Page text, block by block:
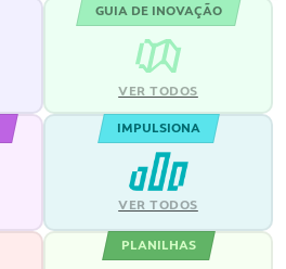
GUIA DE INOVAÇÃO
VER TODOS
IMPULSIONA
VER TODOS
PLANILHAS